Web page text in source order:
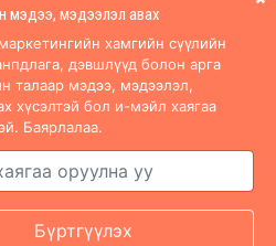
мэдээ, мэдээлэл авах
хамгийн сүүлийн
дэвшлүүд болон арга
талаар мэдээ, мэдээлэл,
хүсэлтэй бол и-мэйл хаягаа
Баярлалаа.
Мэдээлэл хуулбарлах